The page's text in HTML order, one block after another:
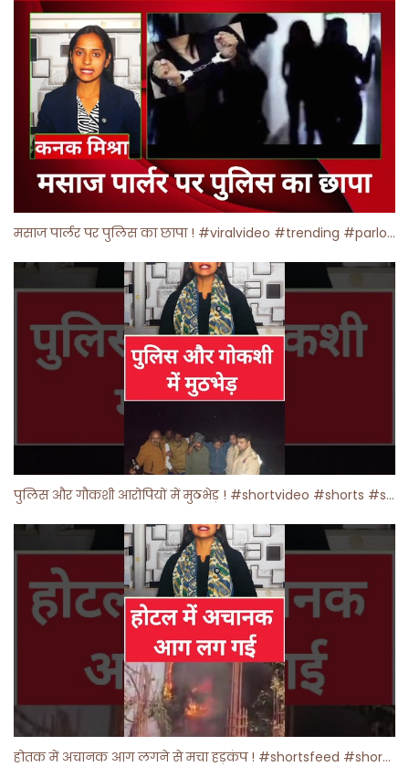
मसाज पार्लर पर पुलिस का छापा ! #viralvideo #trending #parlour
पुलिस और गौकशी आरोपियों में मुठभेड़ ! #shortvideo #shorts #shortsfeed
होतक में अचानक आग लगने से मचा हड़कंप ! #shortsfeed #shorts #viralshorts